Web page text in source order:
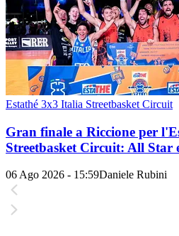
Estathé 3x3 Italia Streetbasket Circuit
Gran finale a Riccione per
Streetbasket Circuit: All Star
06 Ago 2026 - 15:59Daniele Rubini